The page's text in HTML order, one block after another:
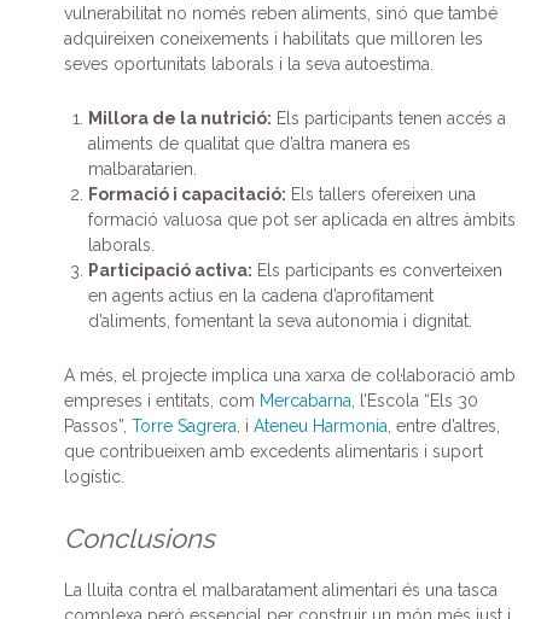
vulnerabilitat no només reben aliments, sinó que també
adquireixen coneixements i habilitats que milloren les
seves oportunitats laborals i la seva autoestima.
Millora de la nutrició: Els participants tenen accés a
aliments de qualitat que d’altra manera es
malbaratarien.
Formació i capacitació: Els tallers ofereixen una
formació valuosa que pot ser aplicada en altres àmbits
laborals.
Participació activa: Els participants es converteixen
en agents actius en la cadena d’aprofitament
d’aliments, fomentant la seva autonomia i dignitat.
A més, el projecte implica una xarxa de col·laboració amb
empreses i entitats, com Mercabarna, l’Escola “Els 30
Passos”, Torre Sagrera, i Ateneu Harmonia, entre d’altres,
que contribueixen amb excedents alimentaris i suport
logístic.
Conclusions
La lluita contra el malbaratament alimentari és una tasca